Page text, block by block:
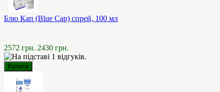
Блю Кап (Blue Cap) спрей, 100 мл
2572 грн. 2430 грн.